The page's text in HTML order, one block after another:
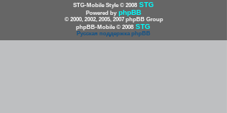
STG-Mobile Style © 2008 STG
Powered by phpBB
© 2000, 2002, 2005, 2007 phpBB Group
phpBB-Mobile © 2008 STG
Русская поддержка phpBB